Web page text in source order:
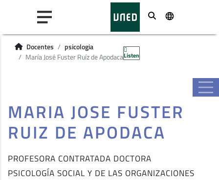
Buscar
Docentes
psicologia
María José Fuster Ruíz de ApodacaListen
MARIA JOSE FUSTER
RUIZ DE APODACA
PROFESORA CONTRATADA DOCTORA
PSICOLOGÍA SOCIAL Y DE LAS ORGANIZACIONES